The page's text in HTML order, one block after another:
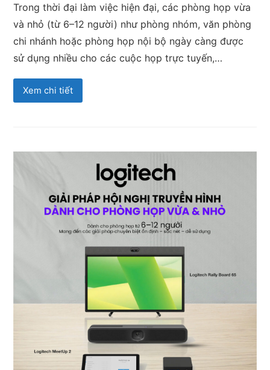
Trong thời đại làm việc hiện đại, các phòng họp vừa
và nhỏ (từ 6–12 người) như phòng nhóm, văn phòng
chi nhánh hoặc phòng họp nội bộ ngày càng được
sử dụng nhiều cho các cuộc họp trực tuyến,…
Xem chi tiết